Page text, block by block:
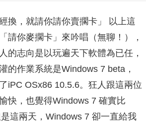
換，就請你請你賣擱卡」 以上這
請你麥擱卡」來吟唱（無聊！），
的志向是以玩遍天下軟體為已任，
的作業系統是Windows 7 beta，
iPC OSx86 10.5.6。狂人跟這兩位
快，也覺得Windows 7 確實比
這兩天，Windows 7 卻一直給我